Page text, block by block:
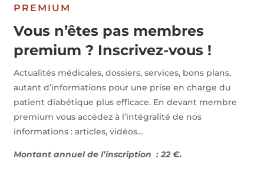
PREMIUM
Vous n’êtes pas membres
premium ? Inscrivez-vous !
Actualités médicales, dossiers, services, bons plans,
autant d’informations pour une prise en charge du
patient diabétique plus efficace. En devant membre
premium vous accédez à l’intégralité de nos
informations : articles, vidéos…
Montant annuel de l’inscription : 22 €.